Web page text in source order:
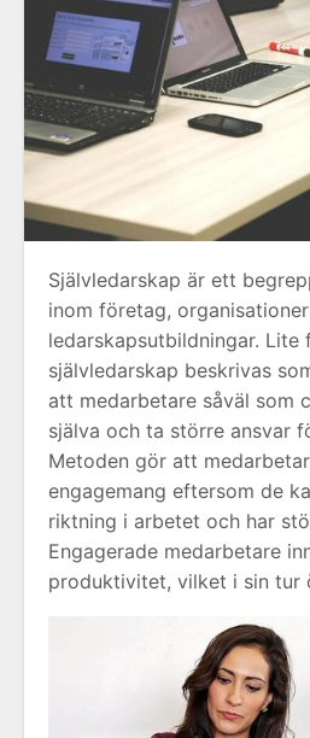
Självledarskap är ett
inom företag,
ledarskapsutbildningar. Lite
självledarskap beskrivas
att medarbetare såväl som
själva och ta större ansvar
Metoden gör att
engagemang eftersom de
riktning i arbetet och har
Engagerade medarbetare
produktivitet, vilket i sin tur